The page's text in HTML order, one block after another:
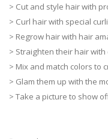
> Cut and style hair with
> Curl hair with special
> Regrow hair with hair
> Straighten their hair
> Mix and match colors to
> Glam them up with the
> Take a picture to show